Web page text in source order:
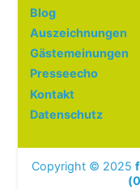
Blog
Auszeichnungen
Gästemeinungen
Presseecho
Kontakt
Datenschutz
Copyright © 2025